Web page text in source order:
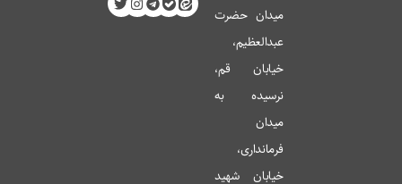
میدان حضرت
عبدالعظیم،
خیابان قم،
نرسیده به
میدان
فرمانداری،
خیابان شهید